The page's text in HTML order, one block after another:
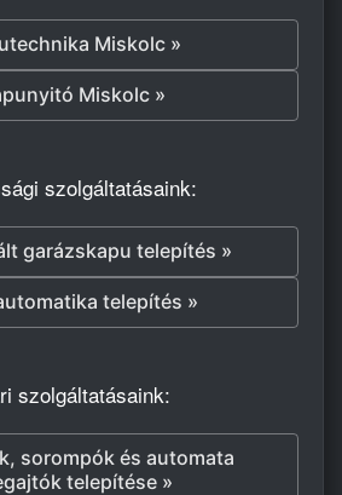
Miskolc »
Miskolc »
szolgáltatásaink:
garázskapu telepítés »
telepítés »
szolgáltatásaink:
sorompók és automata
telepítése »